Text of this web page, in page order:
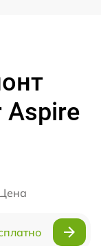
Aspire